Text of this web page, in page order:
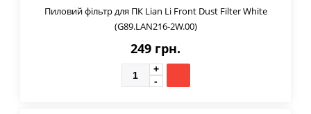
Пиловий фільтр для ПК Lian Li Front Dust Filter White
(G89.LAN216-2W.00)
249 грн.